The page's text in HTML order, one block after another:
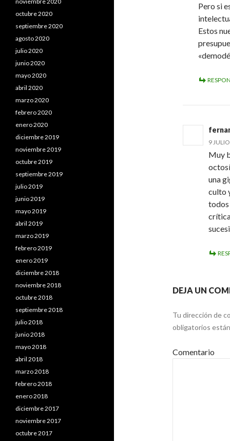
Pero si
Estos
9
Muy
una
culto
todos
DEJA UN
Tu dirección de
obligatorios
Comentario
octubre 2020
septiembre 2020
agosto 2020
julio 2020
junio 2020
mayo 2020
abril 2020
marzo 2020
febrero 2020
enero 2020
diciembre 2019
noviembre 2019
octubre 2019
septiembre 2019
julio 2019
junio 2019
mayo 2019
abril 2019
marzo 2019
febrero 2019
enero 2019
diciembre 2018
noviembre 2018
octubre 2018
septiembre 2018
julio 2018
junio 2018
mayo 2018
abril 2018
marzo 2018
febrero 2018
enero 2018
diciembre 2017
noviembre 2017
octubre 2017